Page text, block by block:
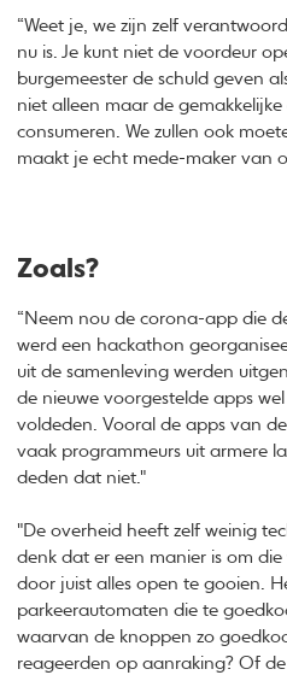
“Weet je, we zijn zelf
nu is. Je kunt niet de voordeur
burgemeester de schuld geven
niet alleen maar de
consumeren. We zullen ook
maakt je echt mede-maker van
Zoals?
“Neem nou de corona-app die
werd een hackathon
uit de samenleving werden
de nieuwe voorgestelde apps
voldeden. Vooral de apps van
vaak programmeurs uit armere
deden dat niet."
"De overheid heeft zelf weinig
denk dat er een manier is om
door juist alles open te gooien.
parkeerautomaten die te
waarvan de knoppen zo
reageerden op aanraking? Of